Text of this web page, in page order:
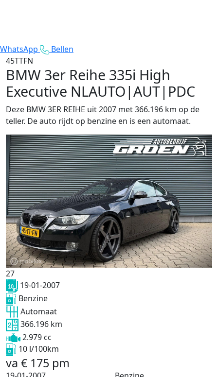
WhatsApp
Bellen
45TTFN
BMW 3er Reihe 335i High
Executive NLAUTO|AUT|PDC
Deze BMW 3ER REIHE uit 2007 met 366.196 km op de
teller. De auto rijdt op benzine en is een automaat.
27
19-01-2007
Benzine
Automaat
366.196 km
2.979 cc
10 l/100km
va € 175 pm